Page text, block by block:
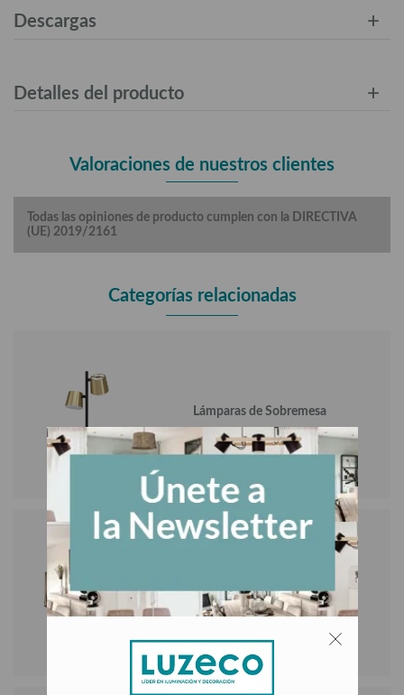
Descargas
Detalles del producto
Valoraciones de nuestros clientes
Todas las opiniones de producto cumplen con la DIRECTIVA
(UE) 2019/2161
Categorías relacionadas
Lámparas de Sobremesa
LAMPARA INTERIOR